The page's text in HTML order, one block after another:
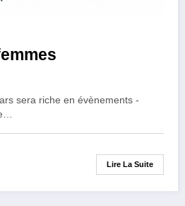
sera riche en évènements -
Lire La Suite